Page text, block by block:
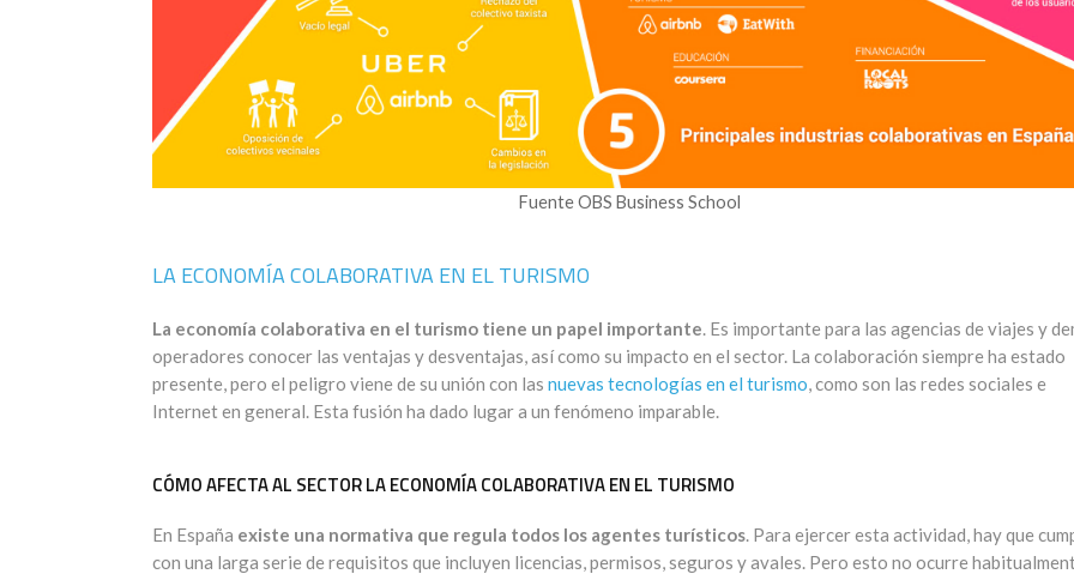
Fuente OBS Business School
LA ECONOMÍA COLABORATIVA EN EL TURISMO
La economía colaborativa en el turismo tiene un papel importante . Es importante para las agencias de viajes y
operadores conocer las ventajas y desventajas, así como su impacto en el sector. La colaboración siempre ha estado
presente, pero el peligro viene de su unión con las nuevas tecnologías en el turismo , como son las redes sociales e
Internet en general. Esta fusión ha dado lugar a un fenómeno imparable.
CÓMO AFECTA AL SECTOR LA ECONOMÍA COLABORATIVA EN EL TURISMO
En España existe una normativa que regula todos los agentes turísticos . Para ejercer esta actividad, hay que
con una larga serie de requisitos que incluyen licencias, permisos, seguros y avales. Pero esto no ocurre